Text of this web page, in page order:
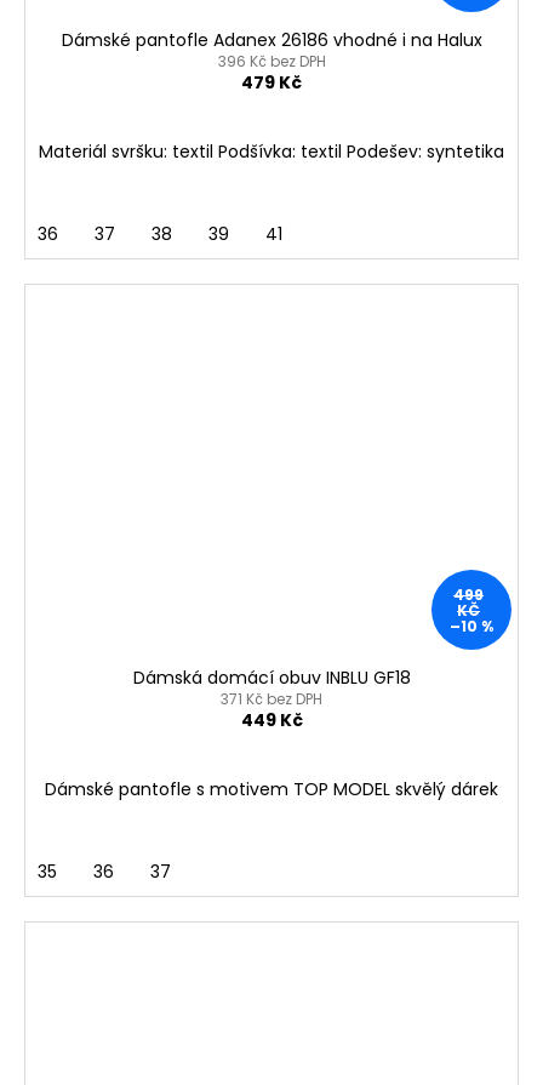
Dámské pantofle Adanex 26186 vhodné i na Halux
396 Kč bez DPH
479 Kč
Materiál svršku: textil Podšívka: textil Podešev: syntetika
36 37 38 39 41
499
KČ
–10 %
Dámská domácí obuv INBLU GF18
371 Kč bez DPH
449 Kč
Dámské pantofle s motivem TOP MODEL skvělý dárek
35 36 37